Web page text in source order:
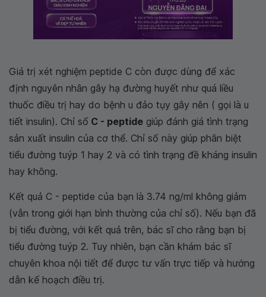
Giá trị xét nghiệm peptide C còn được dùng để xác
định nguyên nhân gây hạ đường huyết như quá liều
thuốc điều trị hay do bệnh u đảo tụy gây nên ( gọi là u
tiết insulin). Chỉ số C - peptide giúp đánh giá tình trạng
sản xuất insulin của cơ thể. Chỉ số này giúp phân biệt
tiểu đường tuýp 1 hay 2 và có tình trạng đề kháng insulin
hay không.
Kết quả C - peptide của bạn là 3.74 ng/ml không giảm
(vẫn trong giới hạn bình thường của chỉ số). Nếu bạn đã
bị tiểu đường, với kết quả trên, bác sĩ cho rằng bạn bị
tiểu đường tuýp 2. Tuy nhiên, bạn cần khám bác sĩ
chuyên khoa nội tiết để được tư vấn trực tiếp và hướng
dẫn kế hoạch điều trị.